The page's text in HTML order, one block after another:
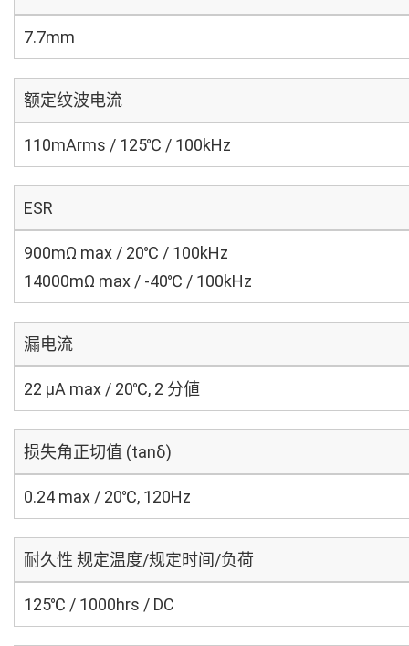
7.7mm
额定纹波电流
110mArms / 125℃ / 100kHz
ESR
900mΩ max / 20℃ / 100kHz
14000mΩ max / -40℃ / 100kHz
漏电流
22 μA max / 20℃, 2 分値
损失角正切值 (tanδ)
0.24 max / 20℃, 120Hz
耐久性 规定温度/规定时间/负荷
125℃ / 1000hrs / DC